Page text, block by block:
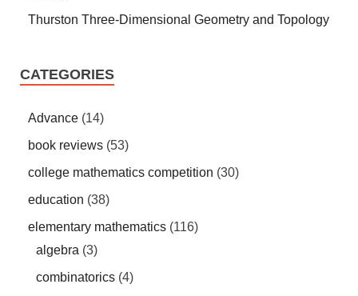
Thurston Three-Dimensional Geometry and Topology
CATEGORIES
Advance (14)
book reviews (53)
college mathematics competition (30)
education (38)
elementary mathematics (116)
algebra (3)
combinatorics (4)